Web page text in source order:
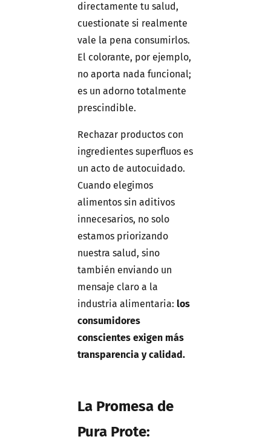
directamente tu salud,
cuestionate si realmente
vale la pena consumirlos.
El colorante, por ejemplo,
no aporta nada funcional;
es un adorno totalmente
prescindible.
Rechazar productos con
ingredientes superfluos es
un acto de autocuidado.
Cuando elegimos
alimentos sin aditivos
innecesarios, no solo
estamos priorizando
nuestra salud, sino
también enviando un
mensaje claro a la
industria alimentaria: los
consumidores
conscientes exigen más
transparencia y calidad.
La Promesa de
Pura Prote: